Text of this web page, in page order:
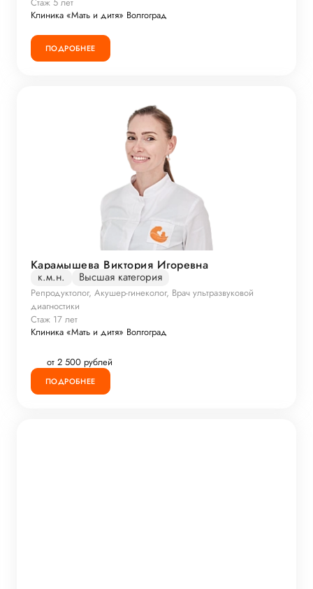
Стаж 5 лет
Клиника «Мать и дитя» Волгоград
ПОДРОБНЕЕ
Карамышева Виктория Игоревна
к.м.н. Высшая категория
Репродуктолог, Акушер-гинеколог, Врач ультразвуковой
диагностики
Стаж 17 лет
Клиника «Мать и дитя» Волгоград
от 2 500 рублей
ПОДРОБНЕЕ